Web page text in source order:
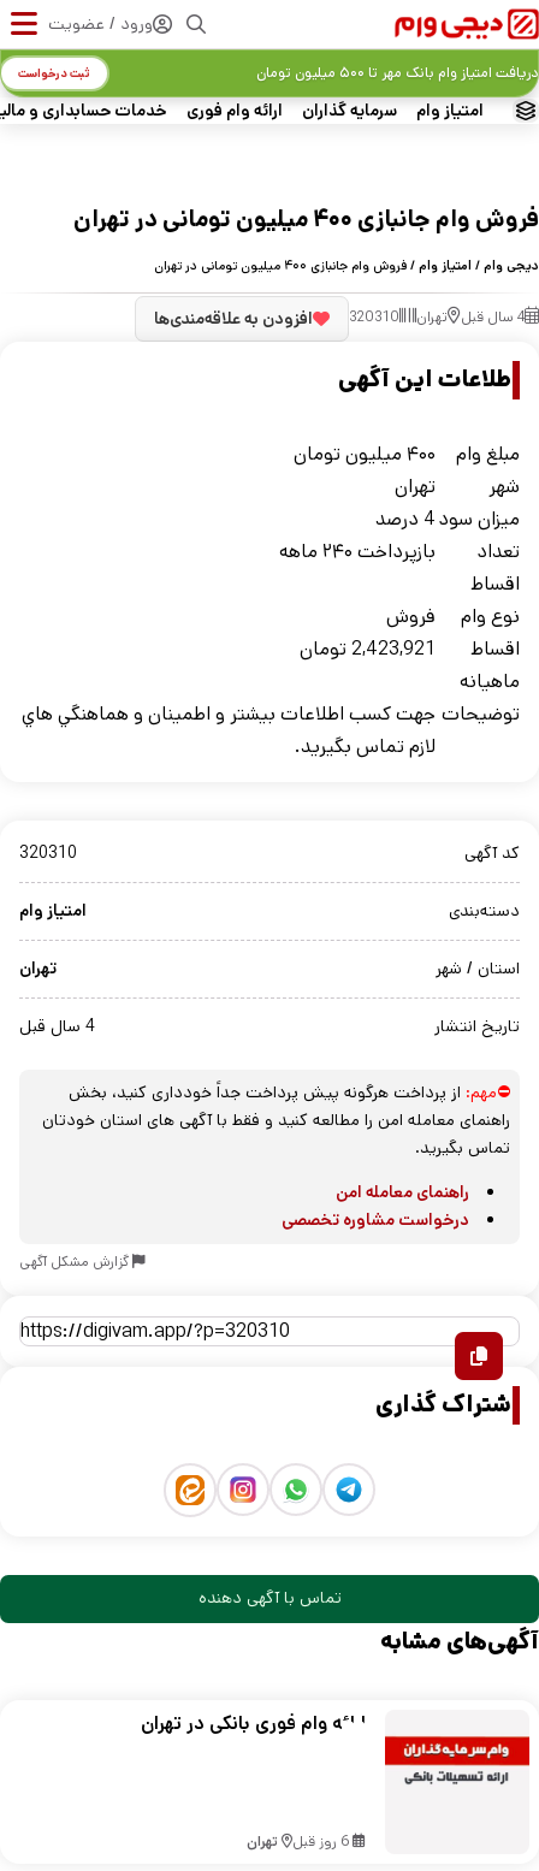
ورود / عضویت
امتیاز وام سرمایه گذاران ارائه وام فوری خدمات حسابداری و
دریافت امتیاز وام بانک مهر تا ۵۰۰ میلیون تومان ثبت درخواست
فروش وام جانبازی ۴۰۰ میلیون تومانی در تهران
دیجی وام/ امتیاز وام/ فروش وام جانبازی ۴۰۰ میلیون تومانی در تهران
4 سال قبل تهران 320310 افزودن به علاقه‌مندی‌ها
اطلاعات این آگهی
مبلغ وام
۴۰۰ میلیون تومان
شهر
تهران
ميزان سود4 درصد
تعداد
اقساط
بازپرداخت ۲۴۰ ماهه
نوع وام
فروش
اقساط
ماهيانه
2,423,921 تومان
توضيحات جهت کسب اطلاعات بيشتر و اطمينان و هماهنگي هاي
لازم تماس بگيريد.
کد آگهی 320310
دسته‌بندی امتیاز وام
استان / شهر تهران
تاریخ انتشار 4 سال قبل
⛔مهم: از پرداخت هرگونه پیش پرداخت جداً خودداری کنید، بخش
راهنمای معامله امن را مطالعه کنید و فقط با آگهی های استان خودتان
تماس بگیرید.
راهنمای معامله امن
درخواست مشاوره تخصصی
گزارش مشکل آگهی
اشتراک گذاری
تماس با آگهی دهنده
آگهی‌های مشابه
ارائه وام فوری بانکی در تهران
6 روز قبل تهران